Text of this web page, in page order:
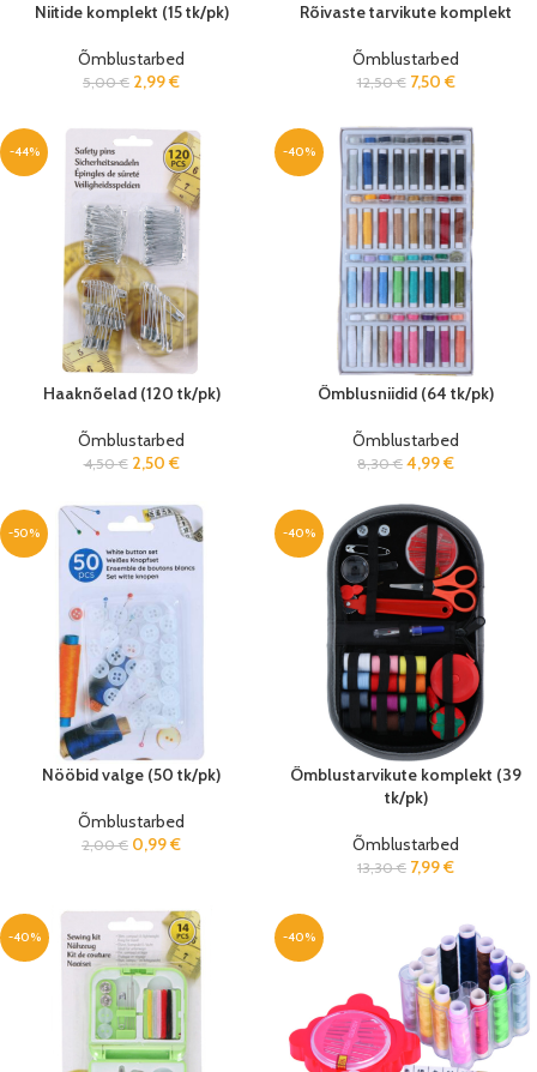
Niitide komplekt (15 tk/pk)
Õmblustarbed
5,00€ 2,99€
Rõivaste tarvikute komplekt
Õmblustarbed
12,50€ 7,50 €
-44%
Haaknõelad (120 tk/pk)
Õmblustarbed
4,50€ 2,50 €
-40%
Õmblusniidid (64 tk/pk)
Õmblustarbed
8,30€ 4,99€
-50%
Nööbid valge (50 tk/pk)
Õmblustarbed
2,00€ 0,99€
-40%
Õmblustarvikute komplekt (39
tk/pk)
Õmblustarbed
13,30€ 7,99€
-40% -40%